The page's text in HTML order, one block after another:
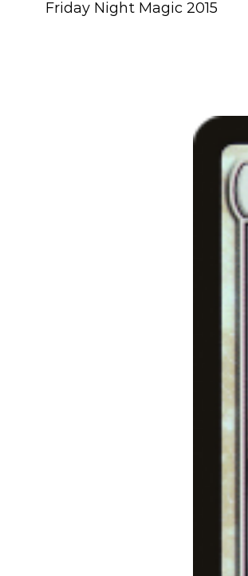
Friday Night Magic 2015